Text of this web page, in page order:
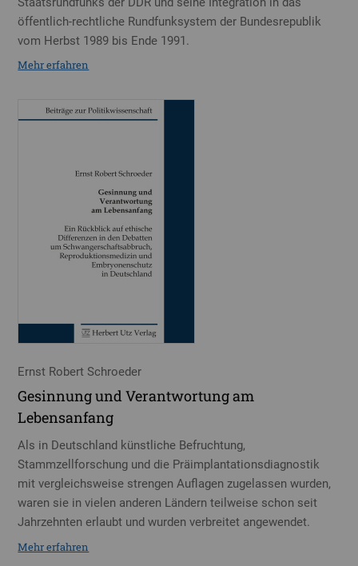
öffentlich-rechtliche Rundfunksystem der Bundesrepublik
vom Herbst 1989 bis Ende 1991.
Mehr erfahren
Ernst Robert Schroeder
Gesinnung und Verantwortung am
Lebensanfang
Als in Deutschland künstliche Befruchtung,
Stammzellforschung und die Präimplantationsdiagnostik
mit vergleichsweise strengen Auflagen zugelassen wurden,
waren sie in vielen anderen Ländern teilweise schon seit
Jahrzehnten erlaubt und wurden verbreitet angewendet.
Mehr erfahren